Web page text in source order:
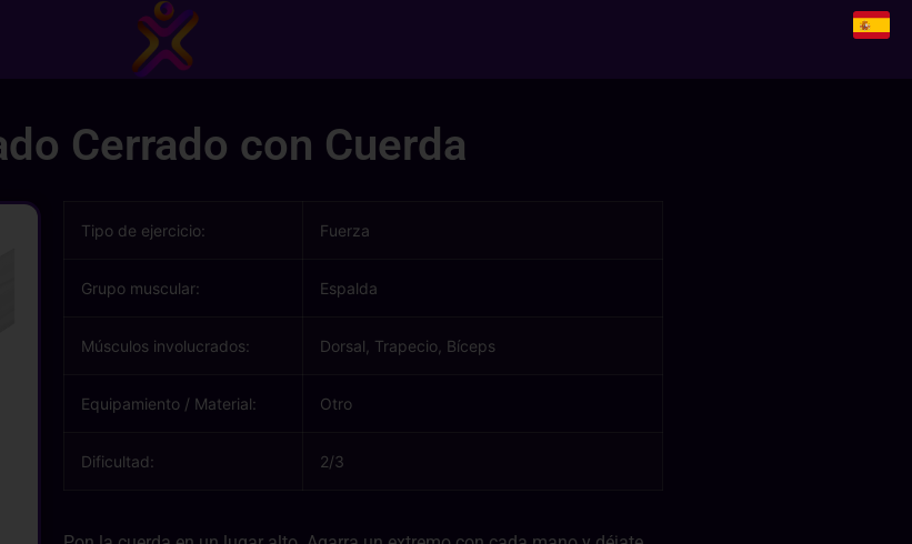
Cerrado con Cuerda
Tipo de ejercicio: Fuerza
Grupo muscular: Espalda
Músculos involucrados: Dorsal, Trapecio, Bíceps
Equipamiento / Material: Otro
Dificultad: 2/3